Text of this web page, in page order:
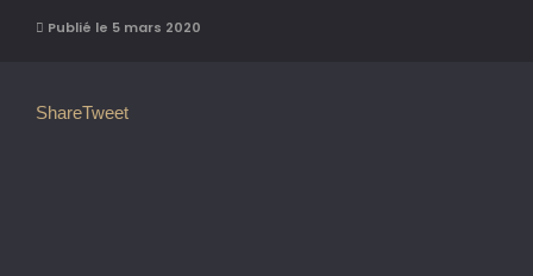
Publié le 5 mars 2020
ShareTweet